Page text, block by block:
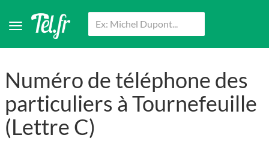
Numéro de téléphone des
particuliers à Tournefeuille
(Lettre C)